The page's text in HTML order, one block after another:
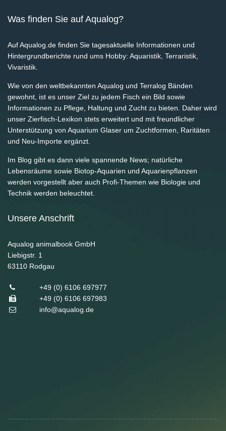
Was finden Sie auf Aqualog?
Auf Aqualog.de finden Sie tagesaktuelle Informationen und
Hintergrundberichte rund ums Hobby: Aquaristik, Terraristik,
Vivaristik.
Wie von den weltbekannten Aqualog und Terralog Bänden
gewohnt, ist es unser Ziel zu jedem Fisch ein Bild sowie
Informationen zu Pflege, Haltung und Zucht zu bieten. Daher wird
unser Zierfisch-Lexikon stets erweitert und mit freundlicher
Unterstützung von Aquarium Glaser um Zuchtformen, Raritäten
und Neu-Importe ergänzt.
Im Blog gibt es dann viele spannende News; natürliche
Lebensräume sowie Biotop-Aquarien und Aquarienpflanzen
werden vorgestellt aber auch Profi-Themen wie Biologie und
Technik werden beleuchtet.
Unsere Anschrift
Aqualog animalbook GmbH
Liebigstr. 1
63110 Rodgau
+49 (0) 6106 697977
+49 (0) 6106 697983
info@aqualog.de